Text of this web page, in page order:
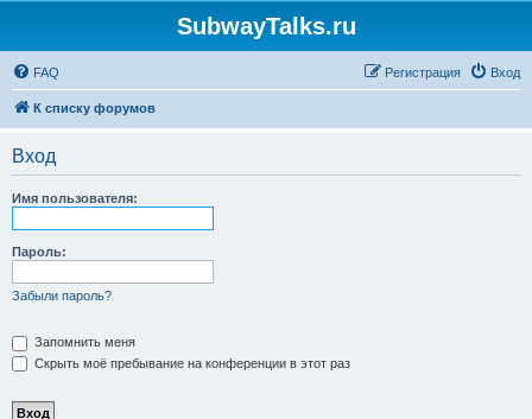
SubwayTalks.ru
FAQ Вход
Регистрация
К списку форумов
Вход
Имя пользователя:
Пароль:
Забыли пароль?
Запомнить меня
Скрыть моё пребывание на конференции в этот раз